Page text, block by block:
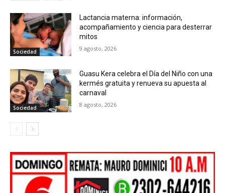
Sociedad
Lactancia materna: información,
acompañamiento y ciencia para desterrar
mitos
9 agosto, 2026
Sociedad
Guasu Kera celebra el Día del Niño con una
kermés gratuita y renueva su apuesta al
carnaval
8 agosto, 2026